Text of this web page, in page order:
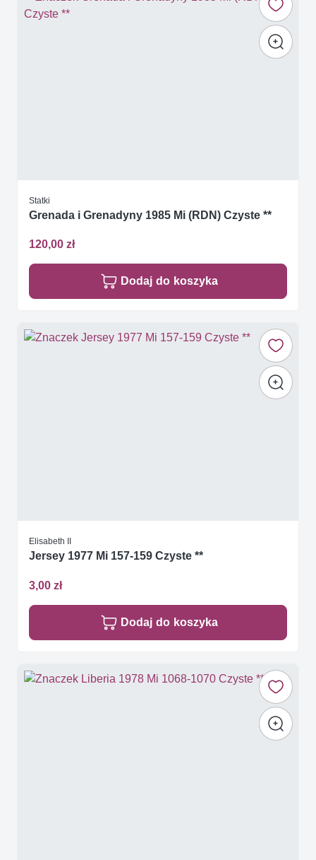
Statki
Grenada i Grenadyny 1985 Mi (RDN) Czyste **
120,00 zł
Dodaj do koszyka
Elisabeth II
Jersey 1977 Mi 157-159 Czyste **
3,00 zł
Dodaj do koszyka